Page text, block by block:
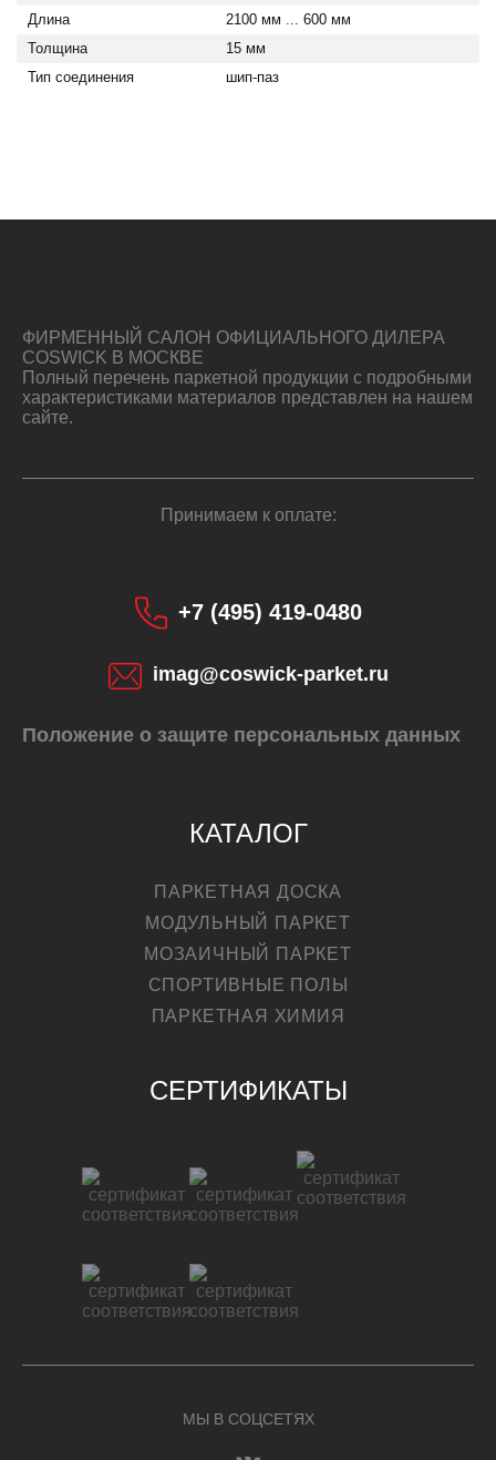
Длина
2100 мм ... 600 мм
Толщина
15 мм
Тип соединения
шип-паз
КУПИТЬ
ФИРМЕННЫЙ САЛОН ОФИЦИАЛЬНОГО ДИЛЕРА
COSWICK В МОСКВЕ
Полный перечень паркетной продукции с подробными
характеристиками материалов представлен на нашем
сайте.
Принимаем к оплате:
+7 (495) 419-0480
imag@coswick-parket.ru
Положение о защите персональных данных
КАТАЛОГ
ПАРКЕТНАЯ ДОСКА
МОДУЛЬНЫЙ ПАРКЕТ
МОЗАИЧНЫЙ ПАРКЕТ
СПОРТИВНЫЕ ПОЛЫ
ПАРКЕТНАЯ ХИМИЯ
СЕРТИФИКАТЫ
МЫ В СОЦСЕТЯХ